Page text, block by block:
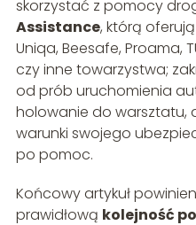
skorzystać z pomocy
Assistance, którą oferują
Uniqa, Beesafe, Proama,
czy inne towarzystwa;
od prób uruchomienia
holowanie do warsztatu,
warunki swojego
po pomoc.
Końcowy artykuł
prawidłową kolejność